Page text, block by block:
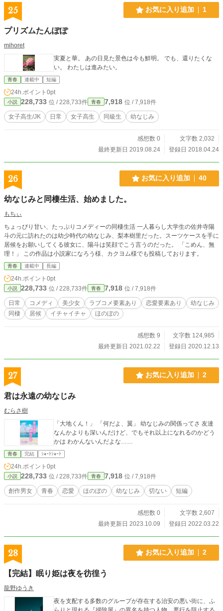
25 お気に入り追加 1
プリズムたんぽぽ
mihoret
実夏と華。 あの日見た景色は今も鮮明。 でも、還りたくな
い。 わたしは進みたい。
青春 連載中 短編
24h.ポイント 0pt
小説 228,733 位 / 228,733件 青春 7,918 位 / 7,918件
女子高生/JK 日常 女子高生 同級生 幼なじみ
感想数 0
文字数 2,032
最終更新日 2019.08.24
登録日 2018.04.24
26 お気に入り追加 40
幼なじみと同棲生活、始めました。
もちぃ
ちょっぴり甘い、たっぷりコメディーの同棲生活 一人暮らし大学生の佐井寺陽
斗の元に訪れたのは幼少時代の幼なじみ、梨本樹里だった。スーツケースを手に
居候をお願いしてくる彼女に、陽斗は笑顔でこう言うのだった。 「こめん、無
理！」 この作品は小説家になろう様、カクヨム様でも投稿しております。
青春 連載中 長編
24h.ポイント 0pt
小説 228,733 位 / 228,733件 青春 7,918 位 / 7,918件
日常 コメディ 美少女 ラブコメ要素あり 恋愛要素あり
幼なじみ
同棲
居候 イチャイチャ ほのぼの
感想数 9
文字数 124,985
最終更新日 2021.02.22
登録日 2020.12.13
27 お気に入り追加 2
君は永遠の幼なじみ
むらさ樹
「大地くん！」 「何だよ、翼」 幼なじみの関係ってさ 友達
なんかよりも深いんだけど、でもそれ以上になれるのかどう
かは わかんないんだよな……
青春 完結 ｼｮｰﾄｼｮｰﾄ
24h.ポイント 0pt
小説 228,733 位 / 228,733件 青春 7,918 位 / 7,918件
創作男女 青春 恋愛 ほのぼの 幼なじみ 切ない 短編
感想数 0
文字数 2,607
最終更新日 2023.10.09
登録日 2022.03.22
28 お気に入り追加 2
【完結】眠り姫は夜を彷徨う
龍野ゆうき
夜を支配する多数のグループが存在する治安の悪い街に、ふ